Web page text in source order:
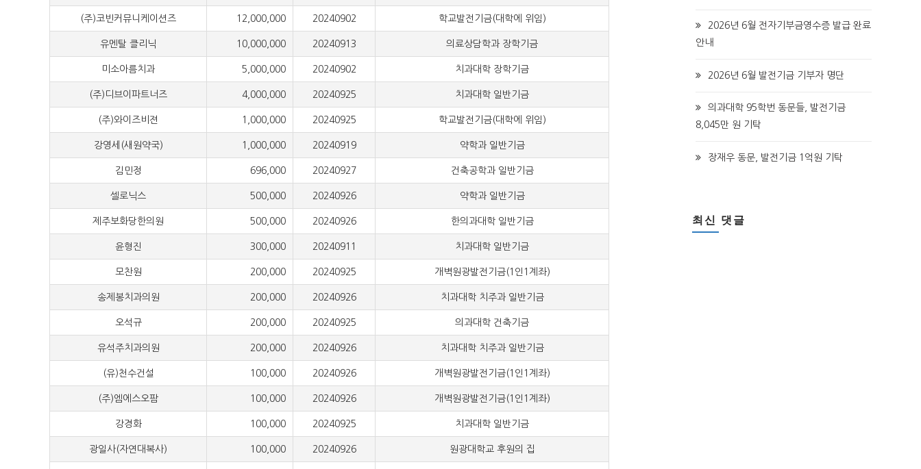
(주)코빈커뮤니케이션즈 12,000,000 20240902 학교발전기금(대학에 위임)
유멘탈 클리닉 10,000,000 20240913 의료상담학과 장학기금
미소아름치과 5,000,000 20240902 치과대학 장학기금
(주)디브이파트너즈 4,000,000 20240925 치과대학 일반기금
(주)와이즈비젼 1,000,000 20240925 학교발전기금(대학에 위임)
강영세(새원약국) 1,000,000 20240919 약학과 일반기금
김민정 696,000 20240927 건축공학과 일반기금
셀로닉스 500,000 20240926 약학과 일반기금
제주보화당한의원 500,000 20240926 한의과대학 일반기금
윤형진 300,000 20240911 치과대학 일반기금
모찬원 200,000 20240925 개벽원광발전기금(1인1계좌)
송제봉치과의원 200,000 20240926 치과대학 치주과 일반기금
오석규 200,000 20240925 의과대학 건축기금
유석주치과의원 200,000 20240926 치과대학 치주과 일반기금
(유)천수건설 100,000 20240926 개벽원광발전기금(1인1계좌)
(주)엠에스오팜 100,000 20240926 개벽원광발전기금(1인1계좌)
강경화 100,000 20240925 치과대학 일반기금
광일사(자연대복사) 100,000 20240926 원광대학교 후원의 집
2026년 6월 전자기부금영수증 발급 완료
안내
2026년 6월 발전기금 기부자 명단
의과대학 95학번 동문들, 발전기금
8,045만 원 기탁
장재우 동문, 발전기금 1억원 기탁
최신 댓글